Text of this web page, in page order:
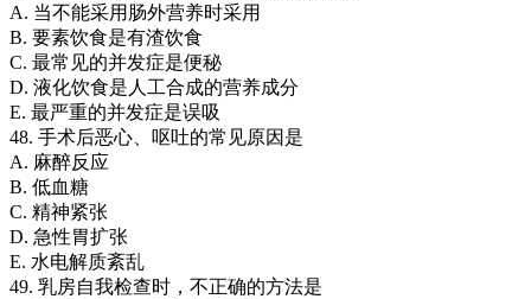
A. 当不能采用肠外营养时采用
B. 要素饮食是有渣饮食
C. 最常见的并发症是便秘
D. 液化饮食是人工合成的营养成分
E. 最严重的并发症是误吸
48. 手术后恶心、呕吐的常见原因是
A. 麻醉反应
B. 低血糖
C. 精神紧张
D. 急性胃扩张
E. 水电解质紊乱
49. 乳房自我检查时，不正确的方法是